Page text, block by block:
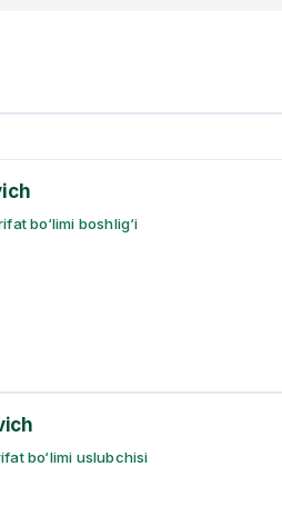
bo‘limi boshlig‘i
bo‘limi uslubchisi